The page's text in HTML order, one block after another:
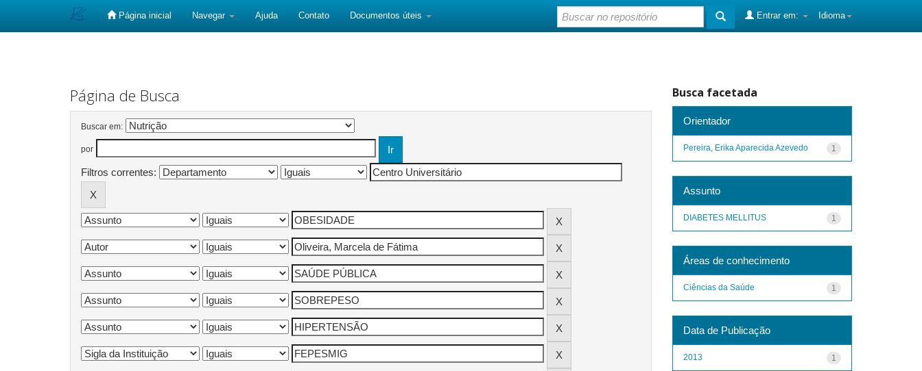
Página inicial Navegar Ajuda Contato Documentos úteis Idioma
Entrar em:
Página de Busca
Buscar em:
por
Filtros correntes:
Busca facetada
Orientador
1
Pereira, Erika Aparecida Azevedo
Assunto
1
DIABETES MELLITUS
Áreas de conhecimento
1
Ciências da Saúde
Data de Publicação
1
2013